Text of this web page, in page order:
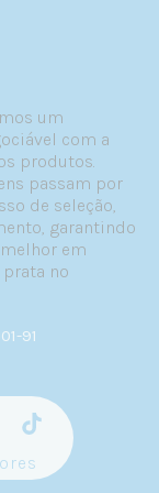
— prata
clássico
dourado
com
alto
e outros
para
do
um
com a
produtos.
passam por
de seleção,
garantindo
em
no
91